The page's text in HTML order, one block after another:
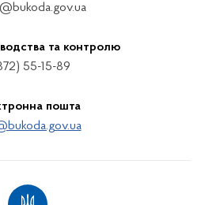
та контролю
55-15-89
пошта